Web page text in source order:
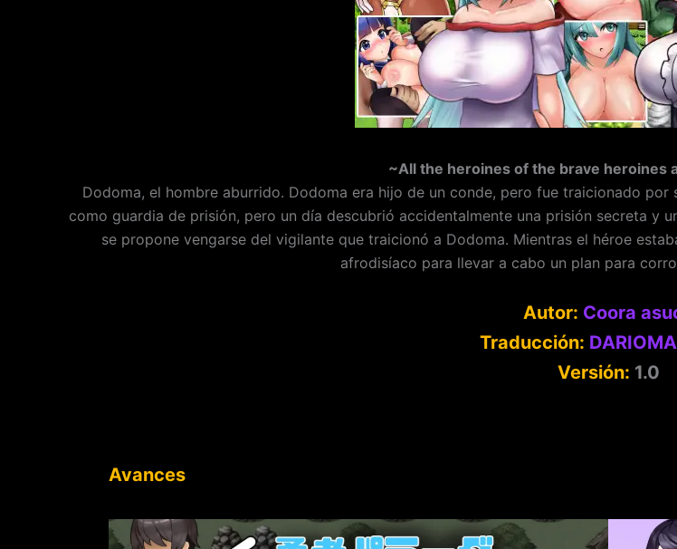
~All the heroines of the brave heroines
Dodoma, el hombre aburrido. Dodoma era hijo de un conde, pero fue traicionado
como guardia de prisión, pero un día descubrió accidentalmente una prisión secreta y
se propone vengarse del vigilante que traicionó a Dodoma. Mientras el héroe
afrodisíaco para llevar a cabo un plan para
Autor: Coora
Traducción:
Versión: 1.0
Avances